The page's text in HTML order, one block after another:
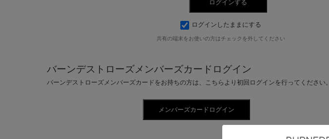
ログインしたままにする
共有の端末をお使いの方はチェックを外してください
バーンデストローズメンバーズカードログイン
バーンデストローズメンバーズカードをお持ちの方は、こちらより初回ログインを行ってください。